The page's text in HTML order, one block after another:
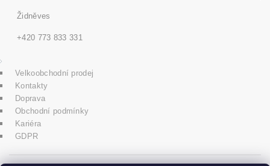
Židněves
+420 773 833 331
Velkoobchodní prodej
Kontakty
Doprava
Obchodní podmínky
Kariéra
GDPR